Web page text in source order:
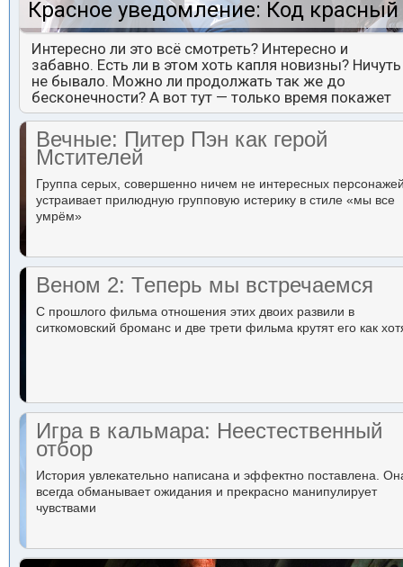
Красное уведомление: Код красный
Интересно ли это всё смотреть? Интересно и
забавно. Есть ли в этом хоть капля новизны? Ничуть
не бывало. Можно ли продолжать так же до
бесконечности? А вот тут — только время покажет
Вечные: Питер Пэн как герой
Мстителей
Группа серых, совершенно ничем не интересных
устраивает прилюдную групповую истерику в стиле «мы все
умрём»
Веном 2: Теперь мы встречаемся
С прошлого фильма отношения этих двоих развили в
ситкомовский броманс и две трети фильма крутят его как
Игра в кальмара: Неестественный
отбор
История увлекательно написана и эффектно поставлена.
всегда обманывает ожидания и прекрасно манипулирует
чувствами